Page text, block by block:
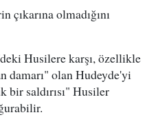
olmadığını
Husilere karşı, özellikle
damarı" olan Hudeyde'yi
bir saldırısı" Husiler